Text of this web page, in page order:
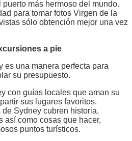
más hermoso del mundo.
para tomar fotos Virgen de la
sólo obtención mejor una vez
a pie
es una manera perfecta para
su presupuesto.
con guías locales que aman su
sus lugares favoritos.
Sydney cubren historia,
así como cosas que hacer,
puntos turísticos.